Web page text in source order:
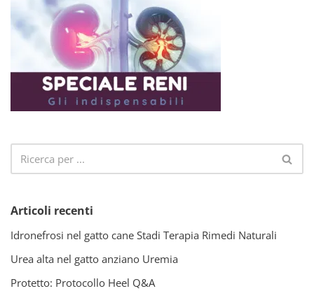
Articoli recenti
Idronefrosi nel gatto cane Stadi Terapia Rimedi Naturali
Urea alta nel gatto anziano Uremia
Protetto: Protocollo Heel Q&A